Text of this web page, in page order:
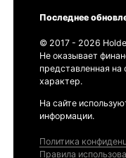
Последнее
© 2017 - 2026
Не оказывает
представленная на
характер.
На сайте
информации.
Политика
Правила